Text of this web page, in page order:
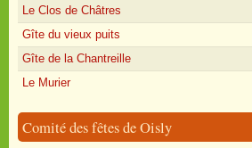
Le Clos de Châtres
Gîte du vieux puits
Gîte de la Chantreille
Le Murier
Comité des fêtes de Oisly